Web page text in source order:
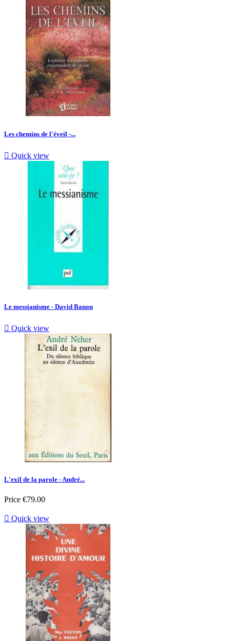
Les chemins de l'éveil -...
 Quick view
Le messianisme - David Banon
 Quick view
L'exil de la parole - André...
Price €79.00
 Quick view